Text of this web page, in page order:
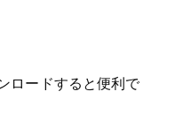
ロードすると便利で